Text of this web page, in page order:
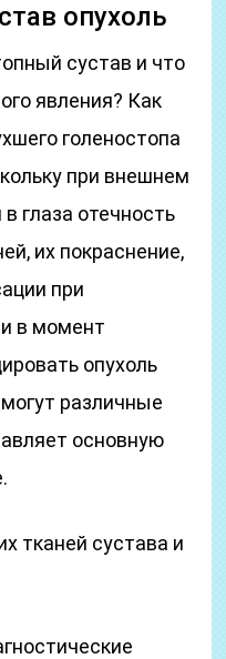
опухоль
сустав и что
явления? Как
голеностопа
при внешнем
глаза отечность
их покраснение,
при
в момент
опухоль
различные
основную
тканей сустава и